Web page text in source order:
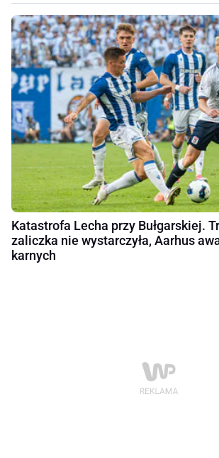
Katastrofa Lecha przy Bułgarskiej.
zaliczka nie wystarczyła, Aarhus
karnych